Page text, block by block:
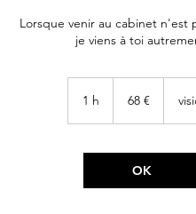
Lorsque venir au cabinet n'est
je viens à toi
1 h 68 €
OK